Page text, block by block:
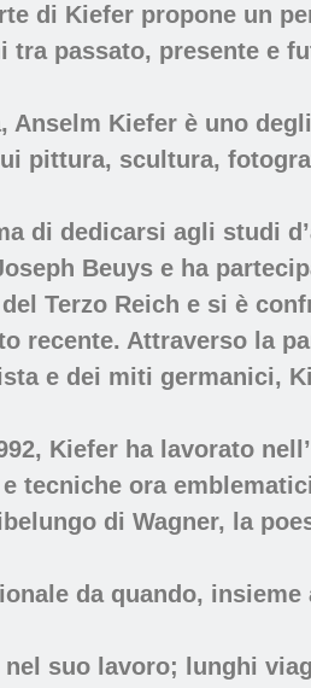
di Kiefer propone un
tra passato, presente e
Anselm Kiefer è uno
pittura, scultura,
di dedicarsi agli studi
Beuys e ha
Terzo Reich e si è
recente. Attraverso la
e dei miti germanici,
Kiefer ha lavorato
tecniche ora
di Wagner, la
da quando,
suo lavoro; lunghi